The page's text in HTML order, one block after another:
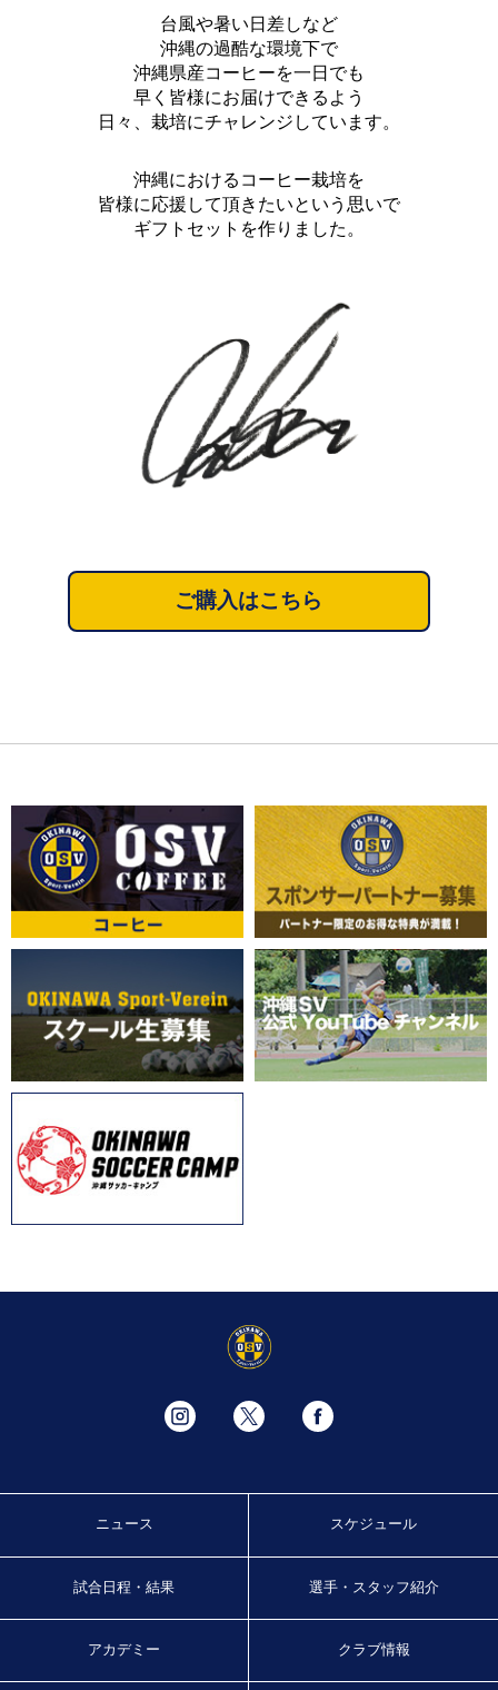
台風や暑い日差しなど
沖縄の過酷な環境下で
沖縄県産コーヒーを一日でも
早く皆様にお届けできるよう
日々、栽培にチャレンジしています。
沖縄におけるコーヒー栽培を
皆様に応援して頂きたいという思いで
ギフトセットを作りました。
ご購入はこちら
ニュース スケジュール
試合日程・結果 選手・スタッフ紹介
アカデミー クラブ情報